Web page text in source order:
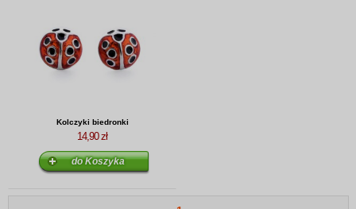
Kolczyki biedronki
14,90 zł